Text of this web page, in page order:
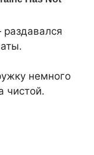
немного
чистой.